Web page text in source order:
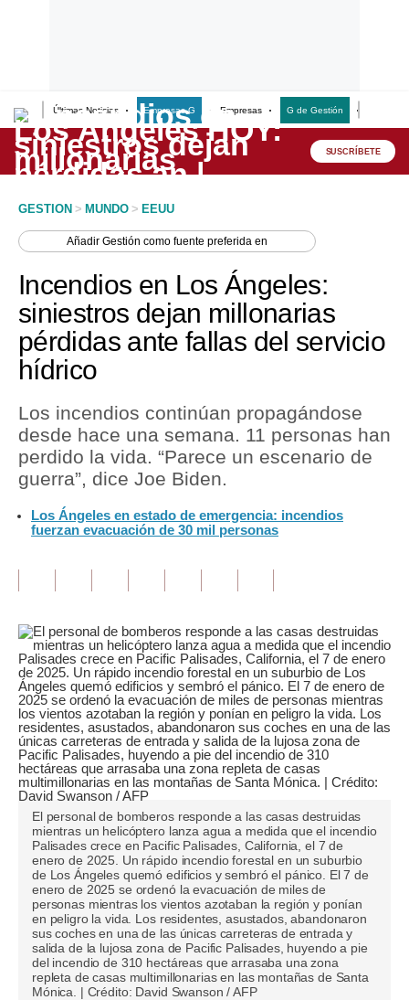
Últimas Noticias Empresas G Empresas G de Gestión
Lo último
Peru Quiosco
Economía
Mercados
Perú
Política
Tu Dinero
Finanzas Personales
Inmobiliarias
Opinión
Editorial
Pregunta de hoy
Blogs
Tendencias
Lujo
Viajes
Moda
Estilos
Mundo
EEUU
México
SUSCRÍBETE
GESTION > MUNDO > EEUU
AñadirGestión como fuente preferida en
Incendios en Los Ángeles:
siniestros dejan millonarias
pérdidas ante fallas del servicio
hídrico
Los incendios continúan propagándose
desde hace una semana. 11 personas han
perdido la vida. “Parece un escenario de
guerra”, dice Joe Biden.
Los Ángeles en estado de emergencia: incendios
fuerzan evacuación de 30 mil personas
El personal de bomberos responde a las casas destruidas
mientras un helicóptero lanza agua a medida que el incendio
Palisades crece en Pacific Palisades, California, el 7 de
enero de 2025. Un rápido incendio forestal en un suburbio
de Los Ángeles quemó edificios y sembró el pánico. El 7 de
enero de 2025 se ordenó la evacuación de miles de
personas mientras los vientos azotaban la región y ponían
en peligro la vida. Los residentes, asustados, abandonaron
sus coches en una de las únicas carreteras de entrada y
salida de la lujosa zona de Pacific Palisades, huyendo a pie
del incendio de 310 hectáreas que arrasaba una zona
repleta de casas multimillonarias en las montañas de Santa
Mónica. | Crédito: David Swanson / AFP